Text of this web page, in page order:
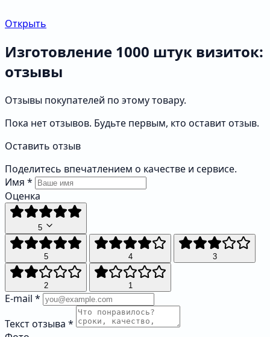
Открыть
Изготовление 1000 штук визиток:
отзывы
Отзывы покупателей по этому товару.
Пока нет отзывов. Будьте первым, кто оставит отзыв.
Оставить отзыв
Поделитесь впечатлением о качестве и сервисе.
Имя *
Оценка
5
5 4 3
2 1
E-mail *
Текст отзыва *